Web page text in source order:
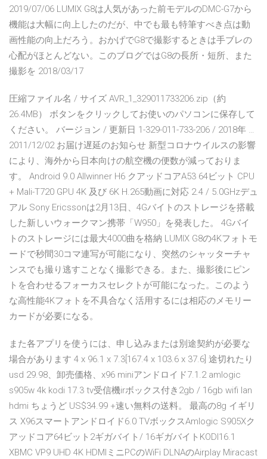
2019/07/06 LUMIX G8は人気があった前モデルのDMC-G7から
機能は大幅に向上したのだが、中でも最も特筆すべき点は動
画性能の向上だろう。おかげでG8で撮影するときは手ブレの
心配がほとんどない。このブログではG8の長所・短所、また
撮影を 2018/03/17
圧縮ファイル名 / サイズ AVR_1_329011733206.zip（約
26.4MB） ボタンをクリックしてお使いのパソコンに保存して
ください。 バージョン / 更新日 1-329-011-733-206 / 2018年 …
2011/12/02 お届け遅延のお知らせ 新型コロナウイルスの影響
により、海外から日本向けの航空機の便数が減っておりま
す。 Android 9.0 Allwinner H6 クアッドコアA53 64ビット CPU
+ Mali-T720 GPU 4K 及び 6K H.265動画に対応 2.4 / 5.0GHzデュ
アル Sony Ericssonは2月13日、4Gバイトのストレージを搭載
した新しいウォークマン携帯「W950」を発表した。 4Gバイ
トのストレージには最大4000曲を格納 LUMIX G8の4Kフォトモ
ードで秒間30コマ連写が可能になり、突然のシャッターチャ
ンスでも撮り逃すことなく撮影できる。また、撮影後にピン
トを合わせるフォーカスセレクトが可能になった。このよう
な高性能4Kフォトを不具合なく活用するには相応のメモリー
カードが必要になる。
また各アプリを使うには、申し込みまたは別途契約が必要な
場合があります 4 x 96.1 x 7.3[167.4 x 103.6 x 37.6] 途切れたり
usd 29.98、卸売価格、x96 miniアンドロイド7.1.2 amlogic
s905w 4k kodi 17.3 tv受信機irボックス付き2gb / 16gb wifi lan
hdmi ちょうど US$34.99 +速い無料の送料。 最高の8g イギリ
ス X96スマートアンドロイド6.0 TVボックスAmlogic S905Xク
アッドコア64ビット2ギガバイト/ 16ギガバイトKODI16.1
XBMC VP9 UHD 4K HDMIミニPCのWiFi DLNAのAirplay Miracast